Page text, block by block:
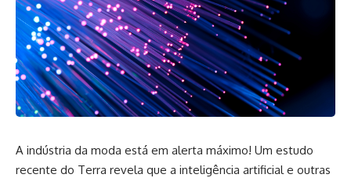
A indústria da moda está em alerta máximo! Um estudo
recente do Terra revela que a inteligência artificial e outras